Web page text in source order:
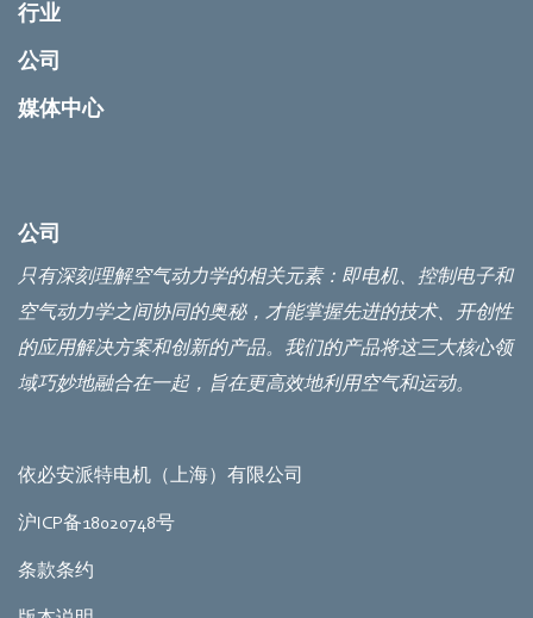
行业
公司
媒体中心
公司
只有深刻理解空气动力学的相关元素：即电机、控制电子和
空气动力学之间协同的奥秘，才能掌握先进的技术、开创性
的应用解决方案和创新的产品。我们的产品将这三大核心领
域巧妙地融合在一起，旨在更高效地利用空气和运动。
依必安派特电机（上海）有限公司
沪ICP备18020748号
条款条约